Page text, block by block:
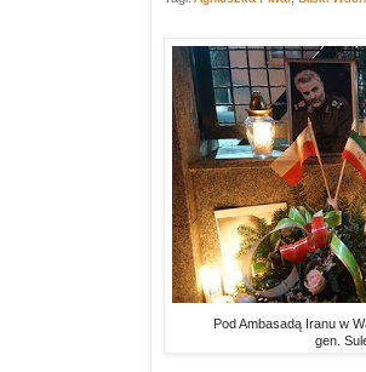
Pod Ambasadą Iranu w
gen.